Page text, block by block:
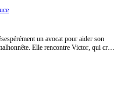
un avocat pour aider son
Elle rencontre Victor, qui croit
refuse initialement, révélant sa fierté
de Victor et les conséquences de leur